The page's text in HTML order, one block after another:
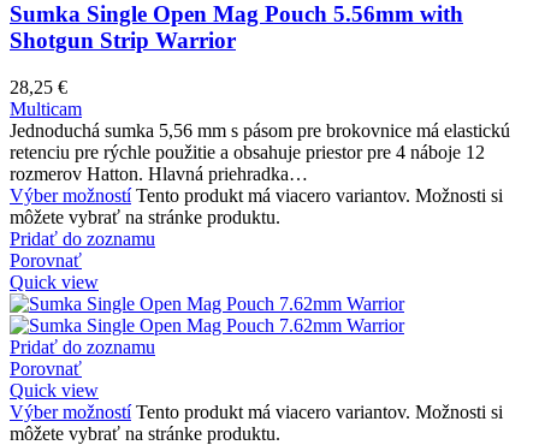
Sumka Single Open Mag Pouch 5.56mm with
Shotgun Strip Warrior
28,25 €
Multicam
Jednoduchá sumka 5,56 mm s pásom pre brokovnice má elastickú
retenciu pre rýchle použitie a obsahuje priestor pre 4 náboje 12
rozmerov Hatton. Hlavná priehradka…
Výber možností Tento produkt má viacero variantov. Možnosti si
môžete vybrať na stránke produktu.
Pridať do zoznamu
Porovnať
Quick view
Pridať do zoznamu
Porovnať
Quick view
Výber možností Tento produkt má viacero variantov. Možnosti si
môžete vybrať na stránke produktu.